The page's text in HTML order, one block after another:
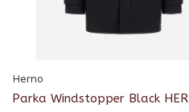
Herno
Parka Windstopper Black